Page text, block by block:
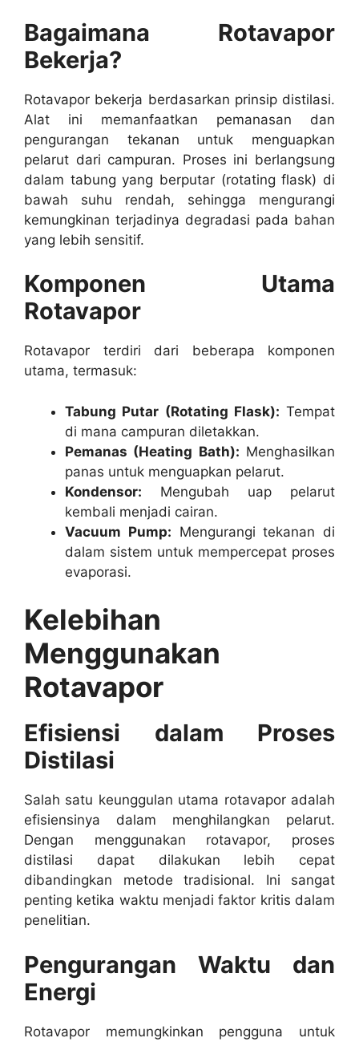
Bagaimana Rotavapor
Bekerja?
Rotavapor bekerja berdasarkan prinsip distilasi.
Alat ini memanfaatkan pemanasan dan
pengurangan tekanan untuk menguapkan
pelarut dari campuran. Proses ini berlangsung
dalam tabung yang berputar (rotating flask) di
bawah suhu rendah, sehingga mengurangi
kemungkinan terjadinya degradasi pada bahan
yang lebih sensitif.
Komponen Utama
Rotavapor
Rotavapor terdiri dari beberapa komponen
utama, termasuk:
Tabung Putar (Rotating Flask): Tempat
di mana campuran diletakkan.
Pemanas (Heating Bath): Menghasilkan
panas untuk menguapkan pelarut.
Kondensor: Mengubah uap pelarut
kembali menjadi cairan.
Vacuum Pump: Mengurangi tekanan di
dalam sistem untuk mempercepat proses
evaporasi.
Kelebihan
Menggunakan
Rotavapor
Efisiensi dalam Proses
Distilasi
Salah satu keunggulan utama rotavapor adalah
efisiensinya dalam menghilangkan pelarut.
Dengan menggunakan rotavapor, proses
distilasi dapat dilakukan lebih cepat
dibandingkan metode tradisional. Ini sangat
penting ketika waktu menjadi faktor kritis dalam
penelitian.
Pengurangan Waktu dan
Energi
Rotavapor memungkinkan pengguna untuk